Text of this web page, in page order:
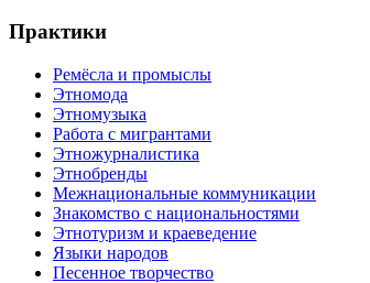
Практики
Ремёсла и промыслы
Этномода
Этномузыка
Работа с мигрантами
Этножурналистика
Этнобренды
Межнациональные коммуникации
Знакомство с национальностями
Этнотуризм и краеведение
Языки народов
Песенное творчество